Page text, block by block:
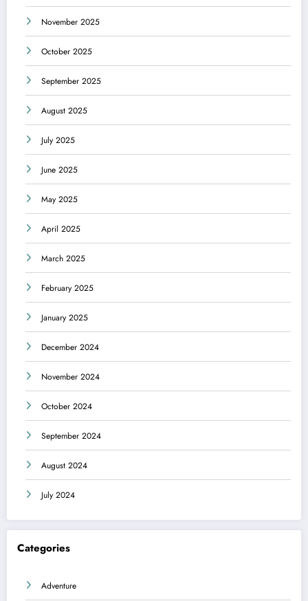
November 2025
October 2025
September 2025
August 2025
July 2025
June 2025
May 2025
April 2025
March 2025
February 2025
January 2025
December 2024
November 2024
October 2024
September 2024
August 2024
July 2024
Categories
Adventure